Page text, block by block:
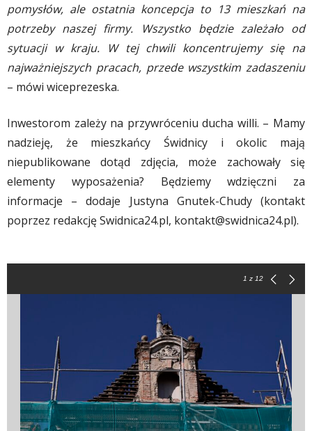
pomysłów, ale ostatnia koncepcja to 13 mieszkań na
potrzeby naszej firmy. Wszystko będzie zależało od
sytuacji w kraju. W tej chwili koncentrujemy się na
najważniejszych pracach, przede wszystkim zadaszeniu
– mówi wiceprezeska.
Inwestorom zależy na przywróceniu ducha willi. – Mamy
nadzieję, że mieszkańcy Świdnicy i okolic mają
niepublikowane dotąd zdjęcia, może zachowały się
elementy wyposażenia? Będziemy wdzięczni za
informacje – dodaje Justyna Gnutek-Chudy (kontakt
poprzez redakcję Swidnica24.pl, kontakt@swidnica24.pl).
1 z 12